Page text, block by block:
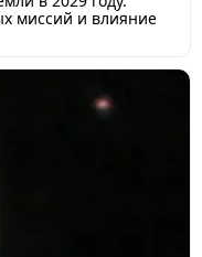
миссий и влияние